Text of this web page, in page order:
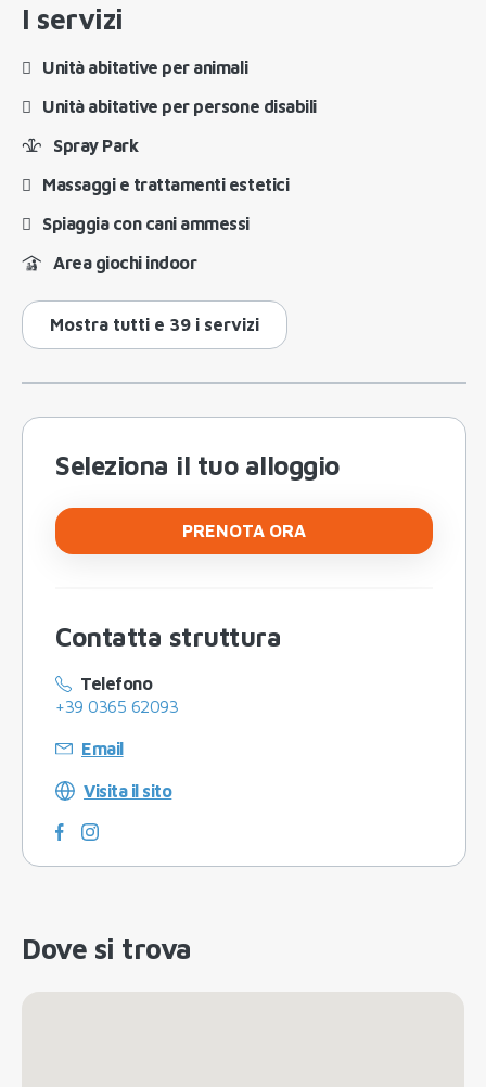
I servizi
Unità abitative per animali
Unità abitative per persone disabili
Spray Park
Massaggi e trattamenti estetici
Spiaggia con cani ammessi
Area giochi indoor
Mostra tutti e 39 i servizi
Seleziona il tuo alloggio
PRENOTA ORA
Contatta struttura
Telefono
+39 0365 62093
Email
Visita il sito
Dove si trova